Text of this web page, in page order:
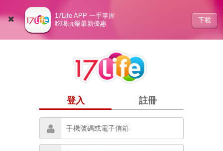
17Life APP 一手掌握
吃喝玩樂最新優惠
下載
登入 註冊